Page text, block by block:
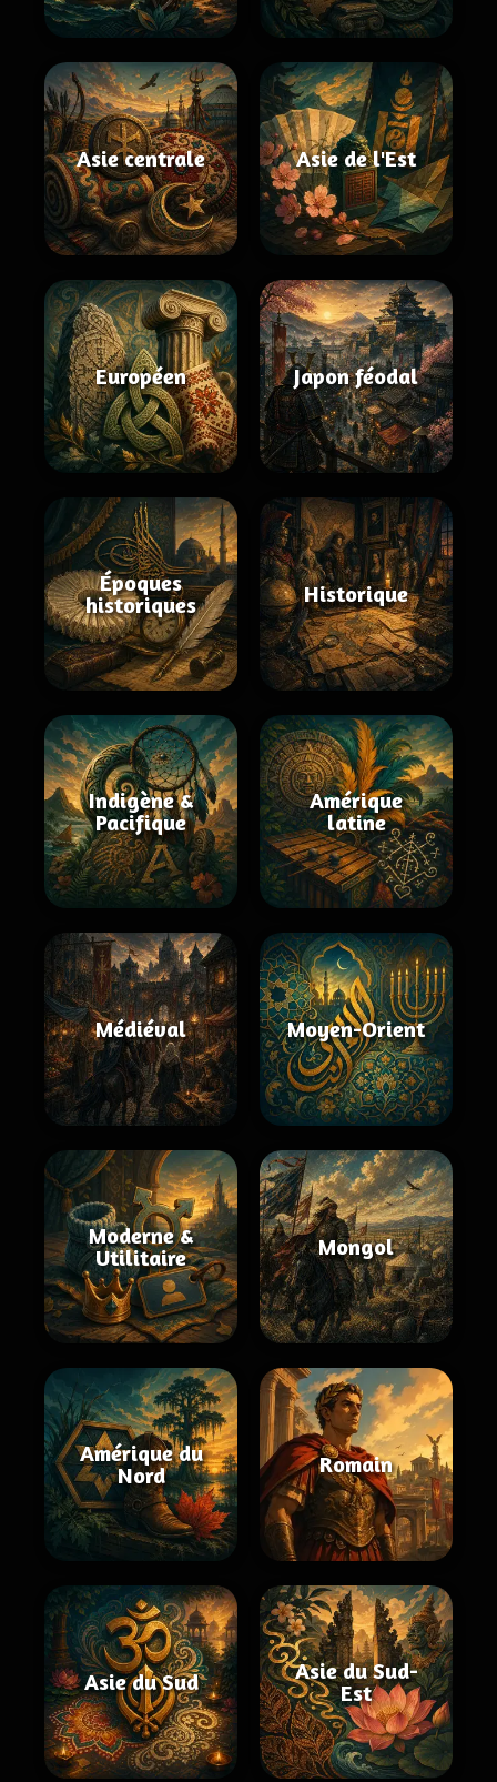
Asie centrale Asie de l'Est
Européen Japon féodal
Époques
historiques
Historique
Indigène &
Pacifique
Amérique
latine
Médiéval Moyen-Orient
Moderne &
Utilitaire
Mongol
Amérique du
Nord
Romain
Asie du Sud
Asie du Sud-
Est